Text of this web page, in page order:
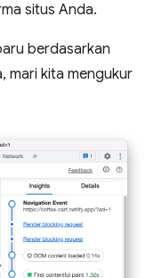
situs Anda.
berdasarkan
mari kita mengukur